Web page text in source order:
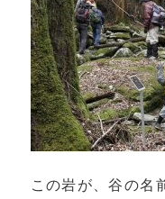
この岩が、谷の名